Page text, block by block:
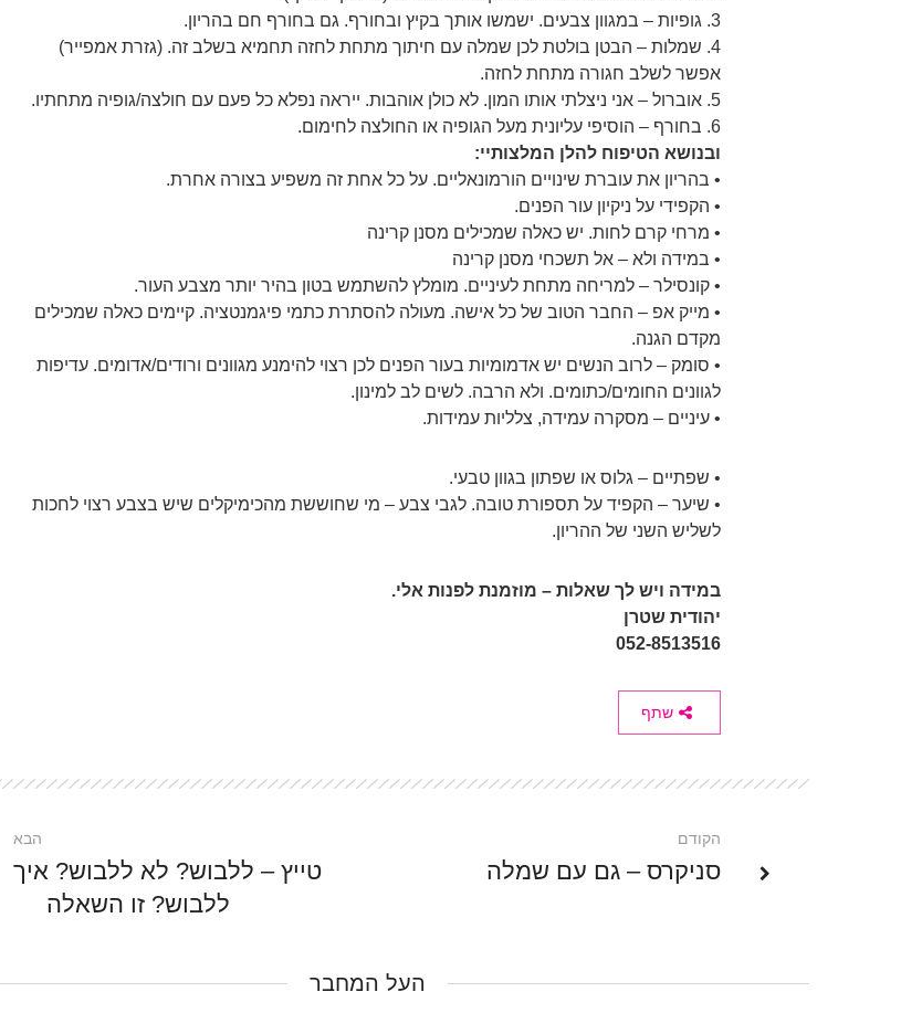
3. גופיות – במגוון צבעים. ישמשו אותך בקיץ ובחורף. גם בחורף חם בהריון.
4. שמלות – הבטן בולטת לכן שמלה עם חיתוך מתחת לחזה תחמיא בשלב זה. (גזרת אמפייר)
אפשר לשלב חגורה מתחת לחזה.
5. אוברול – אני ניצלתי אותו המון. לא כולן אוהבות. ייראה נפלא כל פעם עם חולצה/גופיה מתחתיו.
6. בחורף – הוסיפי עליונית מעל הגופיה או החולצה לחימום.
ובנושא הטיפוח להלן המלצותיי:
• בהריון את עוברת שינויים הורמונאליים. על כל אחת זה משפיע בצורה אחרת.
• הקפידי על ניקיון עור הפנים.
• מרחי קרם לחות. יש כאלה שמכילים מסנן קרינה
• במידה ולא – אל תשכחי מסנן קרינה
• קונסילר – למריחה מתחת לעיניים. מומלץ להשתמש בטון בהיר יותר מצבע העור.
• מייק אפ – החבר הטוב של כל אישה. מעולה להסתרת כתמי פיגמנטציה. קיימים כאלה שמכילים
מקדם הגנה.
• סומק – לרוב הנשים יש אדמומיות בעור הפנים לכן רצוי להימנע מגוונים ורודים/אדומים. עדיפות
לגוונים החומים/כתומים. ולא הרבה. לשים לב למינון.
• עיניים – מסקרה עמידה, צלליות עמידות.
• שפתיים – גלוס או שפתון בגוון טבעי.
• שיער – הקפיד על תספורת טובה. לגבי צבע – מי שחוששת מהכימיקלים שיש בצבע רצוי לחכות
לשליש השני של ההריון.
במידה ויש לך שאלות – מוזמנת לפנות אלי.
יהודית שטרן
052-8513516
שתף
הקודם
סניקרס – גם עם שמלה
הבא
טייץ – ללבוש? לא ללבוש? איך
ללבוש? זו השאלה
העל המחבר